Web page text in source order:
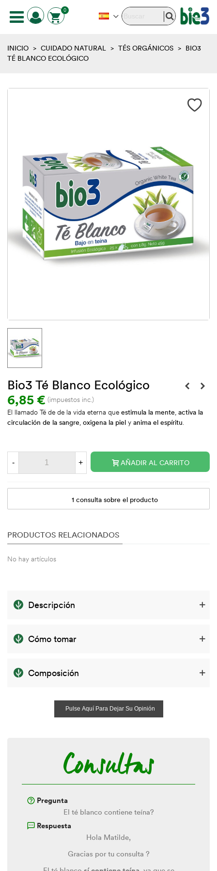
0
INICIO > CUIDADO NATURAL > TÉS ORGÁNICOS > BIO3
TÉ BLANCO ECOLÓGICO
Bio3 Té Blanco Ecológico
6,85 € (impuestos inc.)
El llamado Té de de la vida eterna que estimula la mente, activa la
circulación de la sangre, oxigena la piel y anima el espíritu.
- + AÑADIR AL CARRITO
1 consulta sobre el producto
PRODUCTOS RELACIONADOS
No hay artículos
Descripción
Cómo tomar
Composición
Pulse Aquí Para Dejar Su Opinión
Consultas
Pregunta
El té blanco contiene teína?
Respuesta
Hola Matilde,
Gracias por tu consulta ?